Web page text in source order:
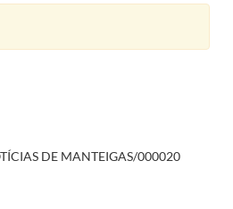
- Ano II, N.º 22, 1979-11-301979-11-30/1979-11-30
- Ano II, N.º 23, 1979-12-30
- Ano III, N.º 24, 1980-01-311980-01-31/1980-01-
- Ano III, N.º 25, 1980-02-29
- Ano XXXVII, N.º 461, 2017-05-31
DE MANTEIGAS/000020